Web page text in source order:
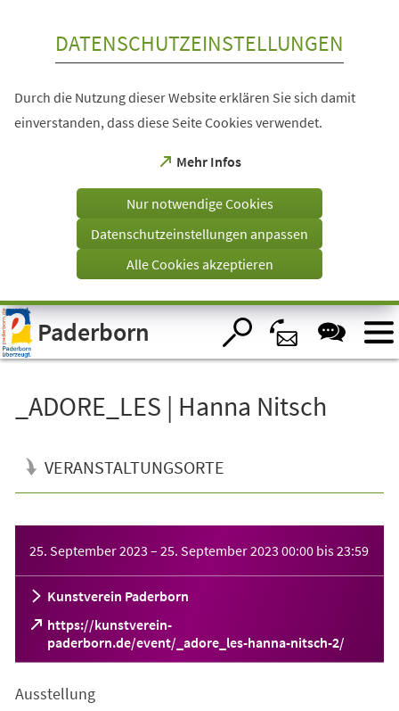
Visuelle
Assistenzsoftware
öffnen.
DATENSCHUTZEINSTELLUNGEN
Durch die Nutzung dieser Website erklären Sie sich damit
einverstanden, dass diese Seite Cookies verwendet.
Mehr Infos
(Öffnet
einem
Tab)
Nur notwendige Cookies
Datenschutzeinstellungen anpassen
Alle Cookies akzeptieren
Paderborn
_ADORE_LES | Hanna Nitsch
VERANSTALTUNGSORTE
25. September 2023 – 25. September 2023 00:00 bis23:59
Kunstverein Paderborn
https://kunstverein-
paderborn.de/event/_adore_les-hanna-nitsch-2/
(Öffnet
in
neuen
Ausstellung